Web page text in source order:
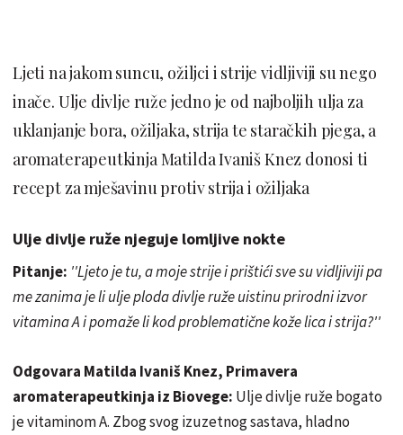
Ljeti na jakom suncu, ožiljci i strije vidljiviji su nego
inače. Ulje divlje ruže jedno je od najboljih ulja za
uklanjanje bora, ožiljaka, strija te staračkih pjega, a
aromaterapeutkinja Matilda Ivaniš Knez donosi ti
recept za mješavinu protiv strija i ožiljaka
Ulje divlje ruže njeguje lomljive nokte
Pitanje: ''Ljeto je tu, a moje strije i prištići sve su vidljiviji pa
me zanima je li ulje ploda divlje ruže uistinu prirodni izvor
vitamina A i pomaže li kod problematične kože lica i strija?''
Odgovara Matilda Ivaniš Knez, Primavera
aromaterapeutkinja iz Biovege: Ulje divlje ruže bogato
je vitaminom A. Zbog svog izuzetnog sastava, hladno